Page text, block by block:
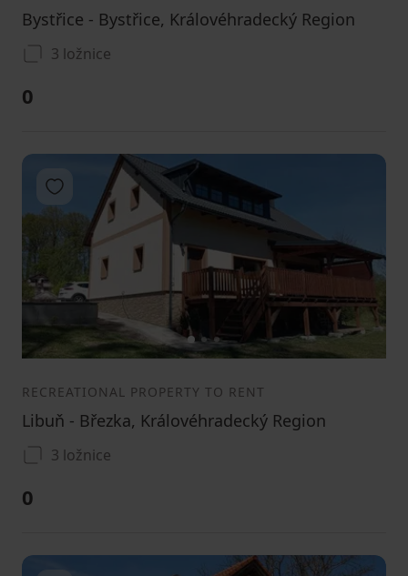
Bystřice - Bystřice, Královéhradecký Region
3 ložnice
0
12 3
Add to favorites
RECREATIONAL PROPERTY TO RENT
Libuň - Březka, Královéhradecký Region
3 ložnice
0